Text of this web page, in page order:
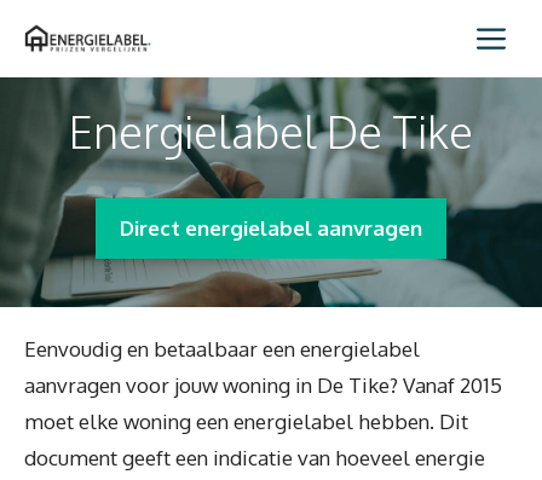
naar
Energielabel De Tike
Direct energielabel aanvragen
Eenvoudig en betaalbaar een energielabel
aanvragen voor jouw woning in De Tike? Vanaf 2015
moet elke woning een energielabel hebben. Dit
document geeft een indicatie van hoeveel energie